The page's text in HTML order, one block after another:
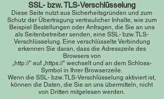
SSL- bzw. TLS-Verschlüsselung
Diese Seite nutzt aus Sicherheitsgründen und zum
Schutz der Übertragung vertraulicher Inhalte, wie zum
Beispiel Bestellungen oder Anfragen, die Sie an uns
als Seitenbetreiber senden, eine SSL- bzw. TLS-
Verschlüsselung. Eine verschlüsselte Verbindung
erkennen Sie daran, dass die Adresszeile des
Browsers von
„http://“ auf „https://“ wechselt und an dem Schloss-
Symbol in Ihrer Browserzeile.
Wenn die SSL- bzw. TLS-Verschlüsselung aktiviert ist,
können die Daten, die Sie an uns übermitteln, nicht
von Dritten mitgelesen werden.